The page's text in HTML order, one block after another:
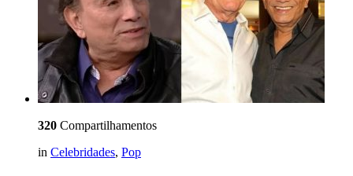
320 Compartilhamentos
in Celebridades, Pop